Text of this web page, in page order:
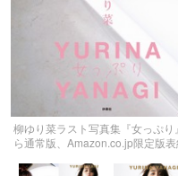
柳ゆり菜ラスト写真集『女っぷ
ら通常版、Amazon.co.jp限定版表